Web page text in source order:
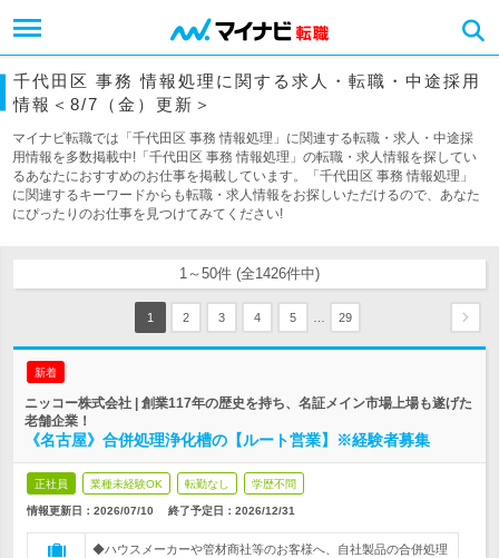
千代田区 事務 情報処理に関する求人・転職・中途採用
情報＜8/7（金）更新＞
マイナビ転職では「千代田区 事務 情報処理」に関連する転職・求人・中途採
用情報を多数掲載中!「千代田区 事務 情報処理」の転職・求人情報を探してい
るあなたにおすすめのお仕事を掲載しています。「千代田区 事務 情報処理」
に関連するキーワードからも転職・求人情報をお探しいただけるので、あなた
にぴったりのお仕事を見つけてみてください!
1～50件 (全1426件中)
1 2 3 4 5 29
新着
ニッコー株式会社 | 創業117年の歴史を持ち、名証メイン市場上場も遂げた
老舗企業！
《名古屋》合併処理浄化槽の【ルート営業】※経験者募集
正社員 業種未経験OK 転勤なし 学歴不問
情報更新日：2026/07/10 終了予定日： 2026/12/31
◆ハウスメーカーや管材商社等のお客様へ、自社製品の合併処理